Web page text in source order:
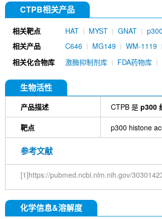
CTPB相关产品
相关靶点 HAT MYST GNAT
相关产品
C646 MG149 WM-1119
相关化合物库 激酶抑制剂库 FDA药物库
生物活性
产品描述 CTPB 是 p300
靶点 p300 histone
参考文献
[1]https://pubmed.ncbi.nlm.nih.gov/
化学信息&溶解度